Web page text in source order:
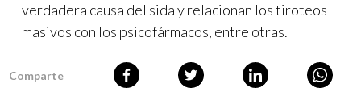
verdadera causa del sida y relacionan los tiroteos
masivos con los psicofármacos, entre otras.
Comparte